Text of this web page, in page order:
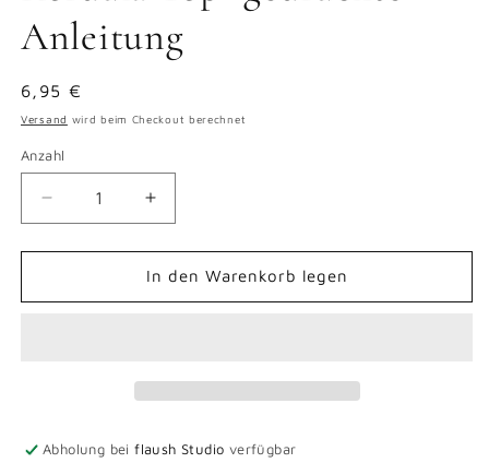
Anleitung
Normaler
Preis
6,95 €
Versand wird beim Checkout berechnet
Anzahl
Verringere
die
Menge
Kordula
Erhöhe
die
Menge
für
Kordula
In den Warenkorb legen
Abholung beiflaush Studio verfügbar